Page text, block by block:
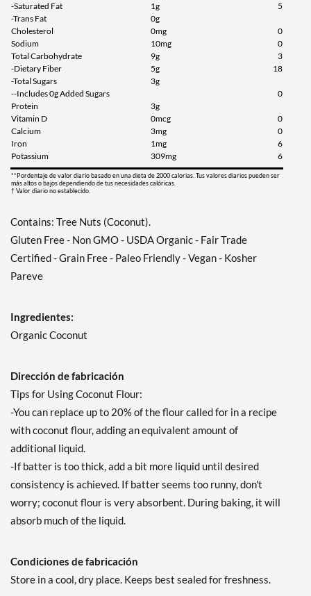
-Saturated Fat
1g
5
-Trans Fat
0g
Cholesterol
0mg
0
Sodium
10mg
0
Total Carbohydrate
9g
3
-Dietary Fiber
5g
18
-Total Sugars
3g
--Includes 0g Added Sugars
0
Protein
3g
Vitamin D
0mcg
0
Calcium
3mg
0
Iron
1mg
6
Potassium
309mg 6
**Pordentaje de valor diario basado en una dieta de 2000 calorias. Tus valores diarios pueden ser
más altos o bajos dependiendo de tus necesidades calóricas.
† Valor diario no establecido.
Contains: Tree Nuts (Coconut).
Gluten Free - Non GMO - USDA Organic - Fair Trade
Certified - Grain Free - Paleo Friendly - Vegan - Kosher
Pareve
Ingredientes:
Organic Coconut
Dirección de fabricación
Tips for Using Coconut Flour:
-You can replace up to 20% of the flour called for in a recipe
with coconut flour, adding an equivalent amount of
additional liquid.
-If batter is too thick, add a bit more liquid until desired
consistency is achieved. If batter seems too runny, don't
worry; coconut flour is very absorbent. During baking, it will
absorb much of the liquid.
Condiciones de fabricación
Store in a cool, dry place. Keeps best sealed for freshness.